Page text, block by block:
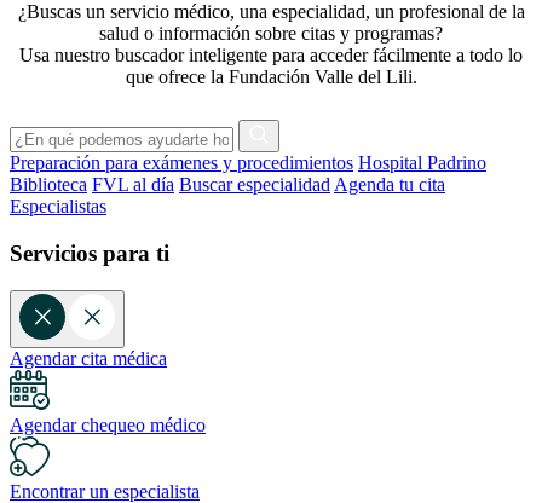
¿Buscas un servicio médico, una especialidad, un profesional de la
salud o información sobre citas y programas?
Usa nuestro buscador inteligente para acceder fácilmente a todo lo
que ofrece la Fundación Valle del Lili.
Preparación para exámenes y procedimientos Hospital Padrino
Biblioteca FVL al día Buscar especialidad Agenda tu cita
Especialistas
Servicios para ti
Agendar cita médica
Agendar chequeo médico
Encontrar un especialista